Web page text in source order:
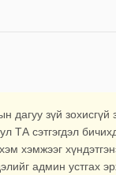
зүй зохисгүй
ТА сэтгэгдэл
хэмжээг
админ устгах